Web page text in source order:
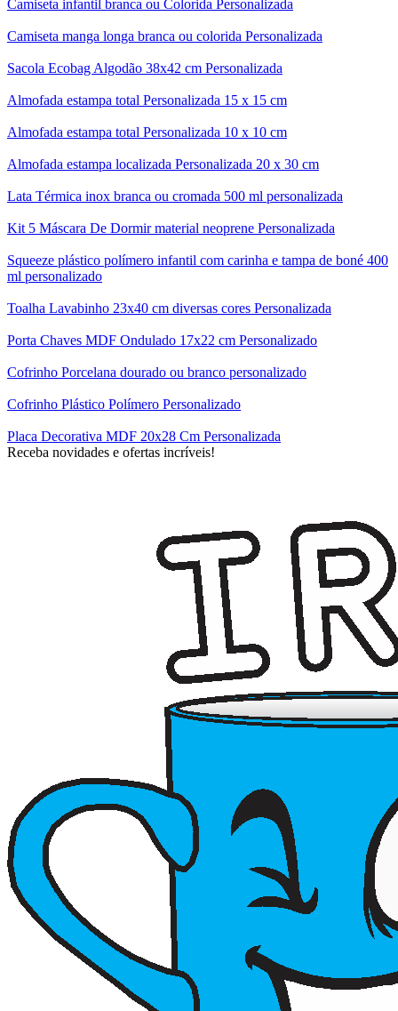
Camiseta infantil branca ou Colorida Personalizada
Camiseta manga longa branca ou colorida Personalizada
Sacola Ecobag Algodão 38x42 cm Personalizada
Almofada estampa total Personalizada 15 x 15 cm
Almofada estampa total Personalizada 10 x 10 cm
Almofada estampa localizada Personalizada 20 x 30 cm
Lata Térmica inox branca ou cromada 500 ml personalizada
Kit 5 Máscara De Dormir material neoprene Personalizada
Squeeze plástico polímero infantil com carinha e tampa de boné 400
ml personalizado
Toalha Lavabinho 23x40 cm diversas cores Personalizada
Porta Chaves MDF Ondulado 17x22 cm Personalizado
Cofrinho Porcelana dourado ou branco personalizado
Cofrinho Plástico Polímero Personalizado
Placa Decorativa MDF 20x28 Cm Personalizada
Receba novidades e ofertas incríveis!